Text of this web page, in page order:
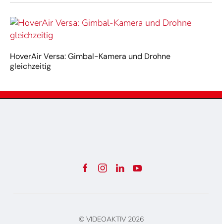
HoverAir Versa: Gimbal-Kamera und Drohne
gleichzeitig
© VIDEOAKTIV 2026